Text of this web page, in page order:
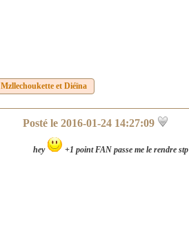
Mzllechoukette et Diéïna
Posté le 2016-01-24 14:27:09
hey +1 point FAN passe me le rendre stp